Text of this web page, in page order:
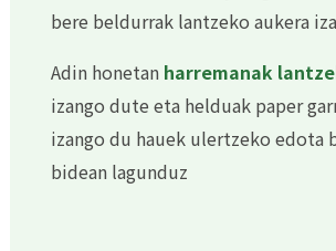
bere beldurrak lantzeko aukera
Adin honetan harremanak
izango dute eta helduak paper
izango du hauek ulertzeko edota
bidean lagunduz